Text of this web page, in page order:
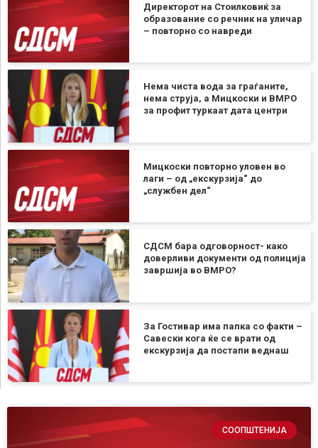
Директорот на Стоилковиќ за
образование со речник на уличар
– повторно со навреди
Нема чиста вода за граѓаните,
нема струја, а Мицкоски и ВМРО
за профит туркаат дата центри
Мицкоски повторно уловен во
лаги – од „екскурзија“ до
„службен дел“
СДСМ бара одговорност- како
доверливи документи од полиција
завршија во ВМРО?
За Гостивар има папка со факти –
Савески кога ќе се врати од
екскурзија да постапи веднаш
СООПШТЕНИЈА